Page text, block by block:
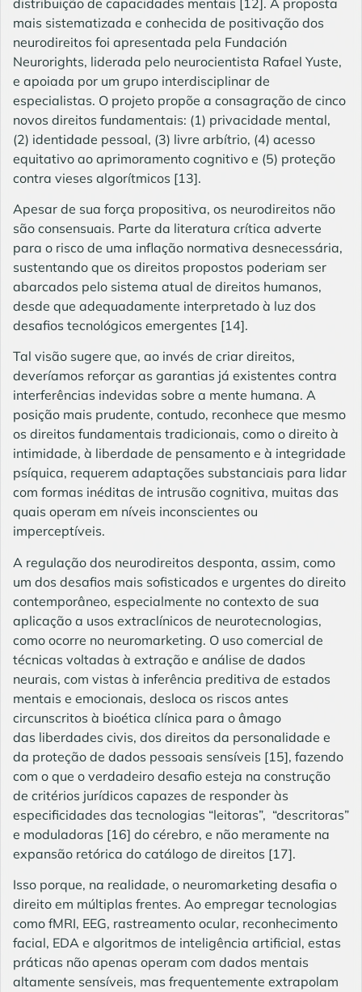
mais sistematizada e conhecida de positivação dos
neurodireitos foi apresentada pela Fundación
Neurorights, liderada pelo neurocientista Rafael Yuste,
e apoiada por um grupo interdisciplinar de
especialistas. O projeto propõe a consagração de cinco
novos direitos fundamentais: (1) privacidade mental,
(2) identidade pessoal, (3) livre arbítrio, (4) acesso
equitativo ao aprimoramento cognitivo e (5) proteção
contra vieses algorítmicos [13].
Apesar de sua força propositiva, os neurodireitos não
são consensuais. Parte da literatura crítica adverte
para o risco de uma inflação normativa desnecessária,
sustentando que os direitos propostos poderiam ser
abarcados pelo sistema atual de direitos humanos,
desde que adequadamente interpretado à luz dos
desafios tecnológicos emergentes [14].
Tal visão sugere que, ao invés de criar direitos,
deveríamos reforçar as garantias já existentes contra
interferências indevidas sobre a mente humana. A
posição mais prudente, contudo, reconhece que mesmo
os direitos fundamentais tradicionais, como o direito à
intimidade, à liberdade de pensamento e à integridade
psíquica, requerem adaptações substanciais para lidar
com formas inéditas de intrusão cognitiva, muitas das
quais operam em níveis inconscientes ou
imperceptíveis.
A regulação dos neurodireitos desponta, assim, como
um dos desafios mais sofisticados e urgentes do direito
contemporâneo, especialmente no contexto de sua
aplicação a usos extraclínicos de neurotecnologias,
como ocorre no neuromarketing. O uso comercial de
técnicas voltadas à extração e análise de dados
neurais, com vistas à inferência preditiva de estados
mentais e emocionais, desloca os riscos antes
circunscritos à bioética clínica para o âmago
das liberdades civis, dos direitos da personalidade e
da proteção de dados pessoais sensíveis [15], fazendo
com o que o verdadeiro desafio esteja na construção
de critérios jurídicos capazes de responder às
especificidades das tecnologias “leitoras”, “descritoras”
e moduladoras [16] do cérebro, e não meramente na
expansão retórica do catálogo de direitos [17].
Isso porque, na realidade, o neuromarketing desafia o
direito em múltiplas frentes. Ao empregar tecnologias
como fMRI, EEG, rastreamento ocular, reconhecimento
facial, EDA e algoritmos de inteligência artificial, estas
práticas não apenas operam com dados mentais
altamente sensíveis, mas frequentemente extrapolam